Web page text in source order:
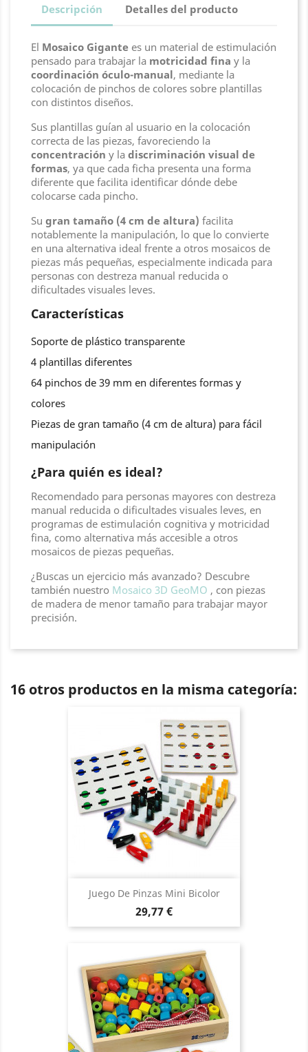
Descripción Detalles del producto
El Mosaico Gigante es un material de estimulación
pensado para trabajar la motricidad fina y la
coordinación óculo-manual, mediante la
colocación de pinchos de colores sobre plantillas
con distintos diseños.
Sus plantillas guían al usuario en la colocación
correcta de las piezas, favoreciendo la
concentración y la discriminación visual de
formas, ya que cada ficha presenta una forma
diferente que facilita identificar dónde debe
colocarse cada pincho.
Su gran tamaño (4 cm de altura) facilita
notablemente la manipulación, lo que lo convierte
en una alternativa ideal frente a otros mosaicos de
piezas más pequeñas, especialmente indicada para
personas con destreza manual reducida o
dificultades visuales leves.
Características
Soporte de plástico transparente
4 plantillas diferentes
64 pinchos de 39 mm en diferentes formas y
colores
Piezas de gran tamaño (4 cm de altura) para fácil
manipulación
¿Para quién es ideal?
Recomendado para personas mayores con destreza
manual reducida o dificultades visuales leves, en
programas de estimulación cognitiva y motricidad
fina, como alternativa más accesible a otros
mosaicos de piezas pequeñas.
¿Buscas un ejercicio más avanzado? Descubre
también nuestro Mosaico 3D GeoMO , con piezas
de madera de menor tamaño para trabajar mayor
precisión.
16 otros productos en la misma categoría:
Juego De Pinzas Mini Bicolor
Precio
29,77 €